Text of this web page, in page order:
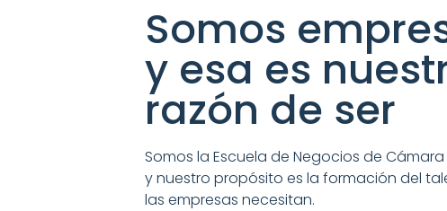
Somos
y esa es
razón de ser
Somos la Escuela de Negocios de
y nuestro propósito es la formación del
las empresas necesitan.